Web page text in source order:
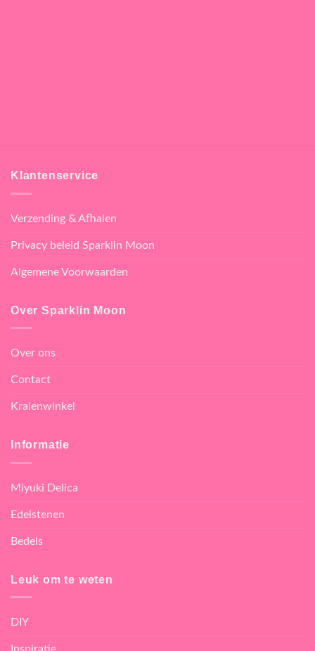
Klantenservice
Verzending & Afhalen
Privacy beleid Sparklin Moon
Algemene Voorwaarden
Over Sparklin Moon
Over ons
Contact
Kralenwinkel
Informatie
Miyuki Delica
Edelstenen
Bedels
Leuk om te weten
DIY